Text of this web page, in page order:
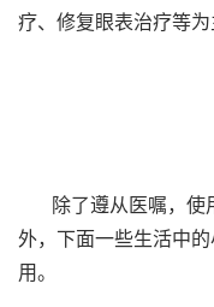
疗、修复眼表治疗等为
除了遵从医嘱，使
外，下面一些生活中
用。